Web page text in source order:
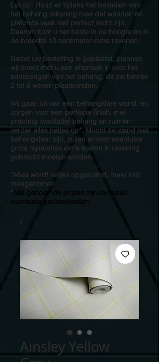
Let op! Houd er tijdens het bestellen van
het behang rekening mee dat wanden en
plafonds vaak niet perfect recht zijn.
Daarom kunt u het beste in de hoogte en in
de breedte 10 centimeter extra rekenen.
Nadat uw bestelling is geplaatst, plannen
wij direct met u een afspraak in voor het
aanbrengen van het behang, dit zal binnen
2 tot 6 weken plaatsvinden.
Wij gaan uit van een behangklare wand, en
zorgen voor een perfecte finish, met
prachtig kwalitatief behang en ruimen
verder alles netjes op*. Mocht de wand niet
behangklaar zijn, zullen er voor eventuele
grote reparaties extra kosten in rekening
gebracht moeten worden.
*Afval wordt netjes opgeruimd, maar niet
meegenomen
* Alle genoemde prijzen zijn exclusief:
Ainsley Yellow